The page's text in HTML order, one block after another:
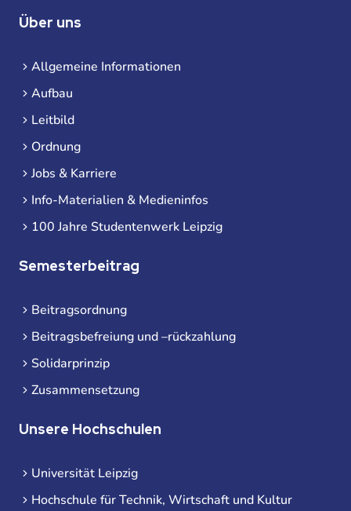
Über uns
Allgemeine Informationen
Aufbau
Leitbild
Ordnung
Jobs & Karriere
Info-Materialien & Medieninfos
100 Jahre Studentenwerk Leipzig
Semesterbeitrag
Beitragsordnung
Beitragsbefreiung und –rückzahlung
Solidarprinzip
Zusammensetzung
Unsere Hochschulen
Universität Leipzig
Hochschule für Technik, Wirtschaft und Kultur